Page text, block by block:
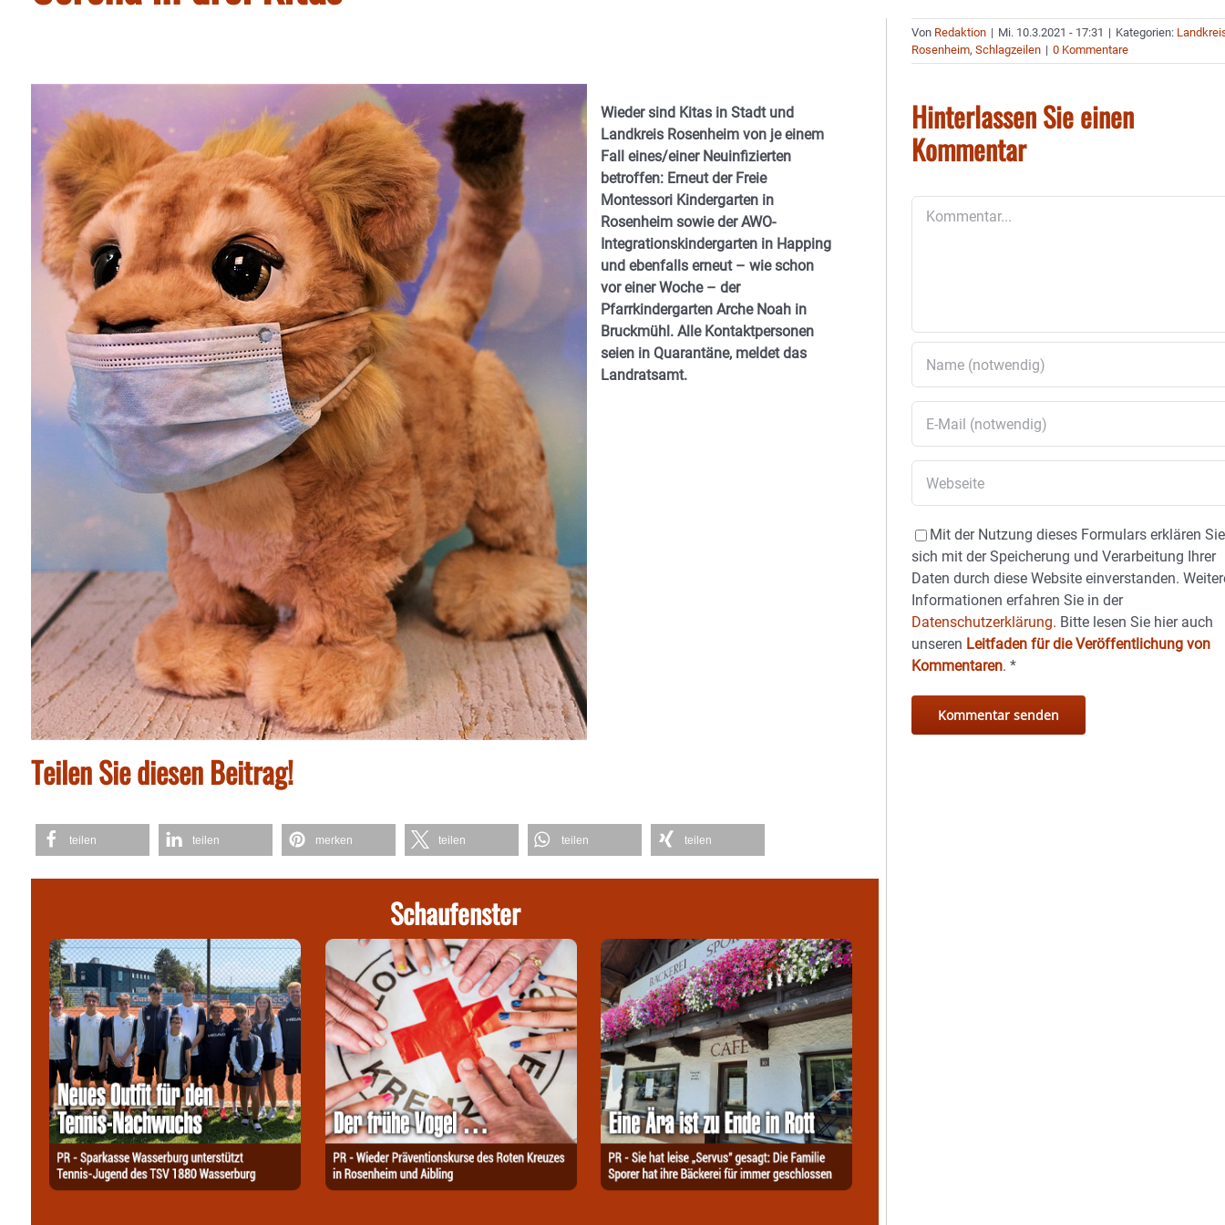
Wieder sind Kitas in Stadt und
Landkreis Rosenheim von je einem
Fall eines/einer Neuinfizierten
betroffen: Erneut der Freie
Montessori Kindergarten in
Rosenheim sowie der AWO-
Integrationskindergarten in Happing
und ebenfalls erneut – wie schon
vor einer Woche – der
Pfarrkindergarten Arche Noah in
Bruckmühl. Alle Kontaktpersonen
seien in Quarantäne, meldet das
Landratsamt.
Teilen Sie diesen Beitrag!
teilen teilen merken teilen teilen teilen
Schaufenster
Von Redaktion | Mi. 10.3.2021 - 17:31 | Kategorien:
Rosenheim,Schlagzeilen | 0 Kommentare
Hinterlassen Sie einen
Kommentar
Mit der Nutzung dieses Formulars erklären Sie
sich mit der Speicherung und Verarbeitung Ihrer
Daten durch diese Website einverstanden.
Informationen erfahren Sie in der
Datenschutzerklärung. Bitte lesen Sie hier auch
unseren Leitfaden für die Veröffentlichung von
Kommentaren.*